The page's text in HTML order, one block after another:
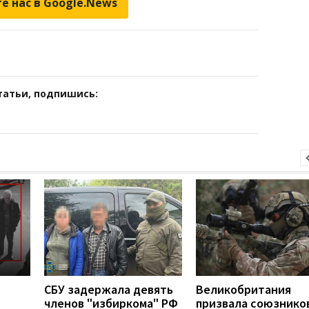
подпишись:
СБУ задержала девять
членов "избиркома" РФ
Великобритания
призвала